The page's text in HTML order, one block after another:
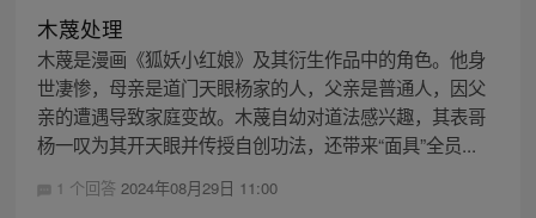
木蔑处理
木蔑是漫画《狐妖小红娘》及其衍生作品中的角色。他身
世凄惨，母亲是道门天眼杨家的人，父亲是普通人，因父
亲的遭遇导致家庭变故。木蔑自幼对道法感兴趣，其表哥
杨一叹为其开天眼并传授自创功法，还带来“面具”全员...
1 个回答 2024年08月29日 11:00